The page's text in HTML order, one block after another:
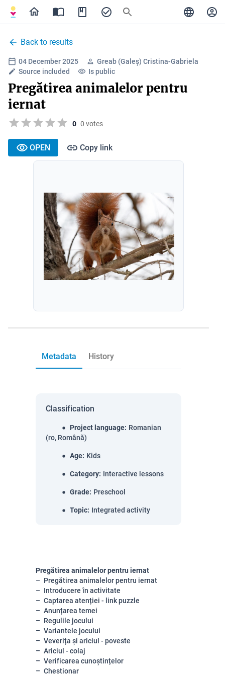
Back to results
04 December 2025
Greab (Galeș) Cristina-Gabriela
Source included
Is public
Pregătirea animalelor pentru
iernat
0 0 votes
OPEN Copy link
Metadata History
Classification
Project language: Romanian
(ro, Română)
Age: Kids
Category: Interactive lessons
Grade: Preschool
Topic: Integrated activity
Pregătirea animalelor pentru iernat
Pregătirea animalelor pentru iernat
Introducere în activitate
Captarea atenției - link puzzle
Anunțarea temei
Regulile jocului
Variantele jocului
Veverița și ariciul - poveste
Ariciul - colaj
Verificarea cunoștințelor
Chestionar